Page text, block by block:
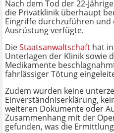
Nach dem Tod der 22-
die Privatklinik überhaupt
Eingriffe durchzuführen
Ausrüstung verfügte.
DieStaatsanwaltschaft hat
Unterlagen der Klinik sowie
Medikamente
fahrlässiger Tötung
Zudem wurden keine
Einverständniserklärung,
weiteren Dokumente oder
Zusammenhang mit der
gefunden, was die